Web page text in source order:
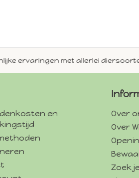
met allerlei diersoorten.
en
Over
Over
Zoek